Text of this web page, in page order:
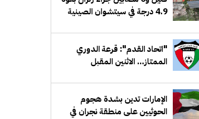
4.9 درجة في سيتشوان الصينية
"اتحاد القدم": قرعة الدوري
الممتاز... الاثنين المقبل
الإمارات تدين بشدة هجوم
الحوثيين على منطقة نجران في